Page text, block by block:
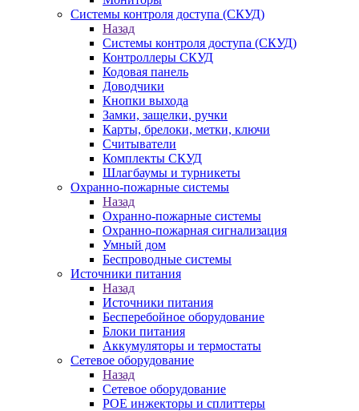
Системы контроля доступа (СКУД)
Назад
Системы контроля доступа (СКУД)
Контроллеры СКУД
Кодовая панель
Доводчики
Кнопки выхода
Замки, защелки, ручки
Карты, брелоки, метки, ключи
Считыватели
Комплекты СКУД
Шлагбаумы и турникеты
Охранно-пожарные системы
Назад
Охранно-пожарные системы
Охранно-пожарная сигнализация
Умный дом
Беспроводные системы
Источники питания
Назад
Источники питания
Бесперебойное оборудование
Блоки питания
Аккумуляторы и термостаты
Сетевое оборудование
Назад
Сетевое оборудование
POE инжекторы и сплиттеры